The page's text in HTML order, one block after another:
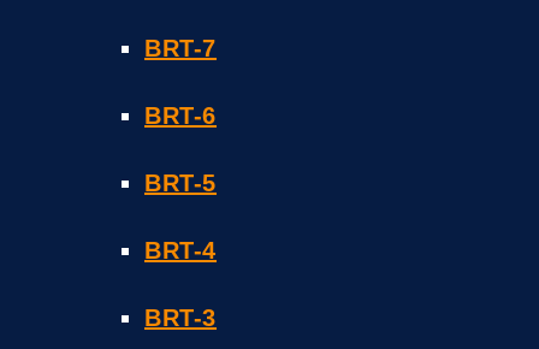
BRT-7
BRT-6
BRT-5
BRT-4
BRT-3